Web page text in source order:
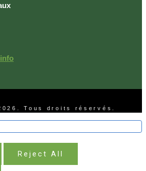
Tous droits réservés.
Reject All